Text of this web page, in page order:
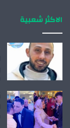
الاكثر شعبية